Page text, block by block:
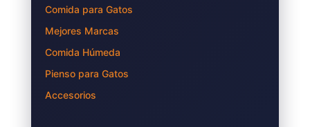
Comida para Gatos
Mejores Marcas
Comida Húmeda
Pienso para Gatos
Accesorios